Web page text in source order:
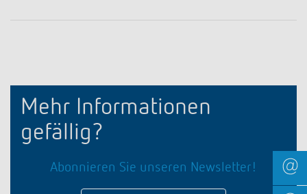
Mehr Informationen
gefällig?
Abonnieren Sie unseren Newsletter!